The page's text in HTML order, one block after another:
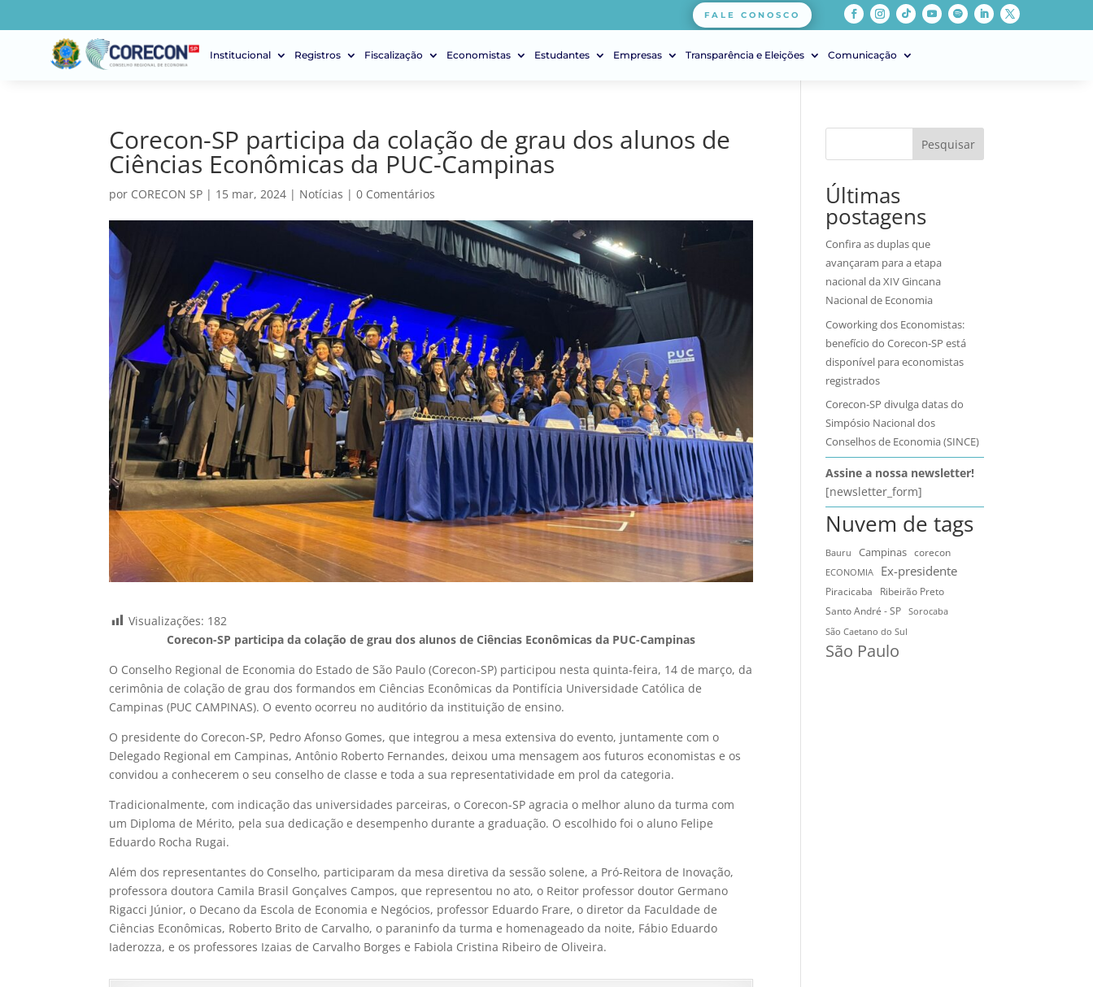
FALE CONOSCO
Institucional Registros Fiscalização Economistas Estudantes Empresas Transparência e Eleições Comunicação
Corecon-SP participa da colação de grau dos alunos de
Ciências Econômicas da PUC-Campinas
por CORECON SP | 15 mar, 2024 | Notícias |0 Comentários
Visualizações: 182
Corecon-SP participa da colação de grau dos alunos de Ciências Econômicas da PUC-Campinas
O Conselho Regional de Economia do Estado de São Paulo (Corecon-SP) participou nesta quinta-feira, 14 de março, da
cerimônia de colação de grau dos formandos em Ciências Econômicas da Pontifícia Universidade Católica de
Campinas (PUC CAMPINAS). O evento ocorreu no auditório da instituição de ensino.
O presidente do Corecon-SP, Pedro Afonso Gomes, que integrou a mesa extensiva do evento, juntamente com o
Delegado Regional em Campinas, Antônio Roberto Fernandes, deixou uma mensagem aos futuros economistas e os
convidou a conhecerem o seu conselho de classe e toda a sua representatividade em prol da categoria.
Tradicionalmente, com indicação das universidades parceiras, o Corecon-SP agracia o melhor aluno da turma com
um Diploma de Mérito, pela sua dedicação e desempenho durante a graduação. O escolhido foi o aluno Felipe
Eduardo Rocha Rugai.
Além dos representantes do Conselho, participaram da mesa diretiva da sessão solene, a Pró-Reitora de Inovação,
professora doutora Camila Brasil Gonçalves Campos, que representou no ato, o Reitor professor doutor Germano
Rigacci Júnior, o Decano da Escola de Economia e Negócios, professor Eduardo Frare, o diretor da Faculdade de
Ciências Econômicas, Roberto Brito de Carvalho, o paraninfo da turma e homenageado da noite, Fábio Eduardo
Iaderozza, e os professores Izaias de Carvalho Borges e Fabiola Cristina Ribeiro de Oliveira.
Pesquisar
Últimas
postagens
Confira as duplas que
avançaram para a etapa
nacional da XIV Gincana
Nacional de Economia
Coworking dos Economistas:
benefício do Corecon-SP está
disponível para economistas
registrados
Corecon-SP divulga datas do
Simpósio Nacional dos
Conselhos de Economia (SINCE)
Assine a nossa newsletter!
[newsletter_form]
Nuvem de tags
Bauru Campinas
corecon
ECONOMIA
Ex-presidente
Piracicaba
Ribeirão Preto
Santo André - SP
Sorocaba
São Caetano do Sul
São Paulo